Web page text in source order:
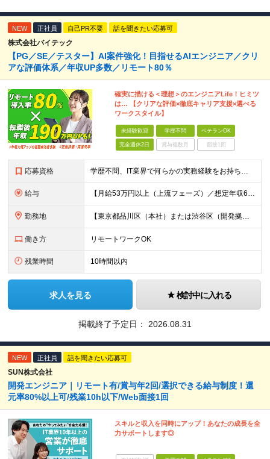
NEW 正社員 自己PR不要 話を聞きたい応募可
株式会社バイテック
【PG／SE／テスター】AI案件強化！目指せるAIエンジニア／クリ
アな評価体系／年収UP多数／リモート80％
確実に描ける＜理想＞のエンジニアLife！ヒミツ
は… 【クリアな評価×徹底キャリア支援×選べる
ワークスタイル】
未経験歓迎 学歴不問 ベテランOK
完全週休2日 賞与複数月 面接1回
応募資格 学歴不問、IT業界で何らかの実務経験をお持ちの方（1年以上） ※ブランクのある方歓迎 ※担当業務/フェーズ/使用言語などは限定せず ※経験年数も限定せず。経験の浅い方からベテランまで歓迎
給与 【月給53万円以上（上流フェーズ）／想定年収636万円以上】 ★詳しくは下記をご参照ください！ ■育成枠採用（職種未経験～経験1年未満／メンター制度適用社員） 月給25万円以上 ※社会人経験、技術
勤務地 【東京都品川区（本社）または渋谷区（開発拠点）各プロジェクト先の勤務地】 ◎リモート案件も多数のため在宅勤務も可能です！ 常駐・ハイブリッド型・フルリモートなど柔軟に対応しています。 ※転勤はございま
働き方 リモートワークOK
残業時間 10時間以内
求人を見る 検討中に入れる
掲載終了予定日： 2026.08.31
NEW 正社員 話を聞きたい応募可
SUN株式会社
開発エンジニア｜リモート有/賞与年2回/選択できる給与制度！還
元率80%以上可/残業10h以下/Web面接1回
スキルと収入を同時にアップ！あなたの成長を全
力サポートします◎